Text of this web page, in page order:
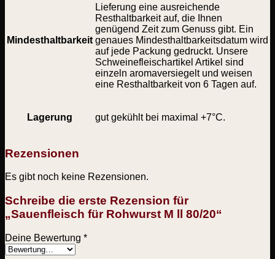
Mindesthaltbarkeit
Lieferung eine ausreichende
Resthaltbarkeit auf, die Ihnen
genügend Zeit zum Genuss gibt. Ein
genaues Mindesthaltbarkeitsdatum wird
auf jede Packung gedruckt. Unsere
Schweinefleischartikel Artikel sind
einzeln aromaversiegelt und weisen
eine Resthaltbarkeit von 6 Tagen auf.
Lagerung gut gekühlt bei maximal +7°C.
Rezensionen
Es gibt noch keine Rezensionen.
Schreibe die erste Rezension für
„Sauenfleisch für Rohwurst M ll 80/20“
Deine Bewertung *